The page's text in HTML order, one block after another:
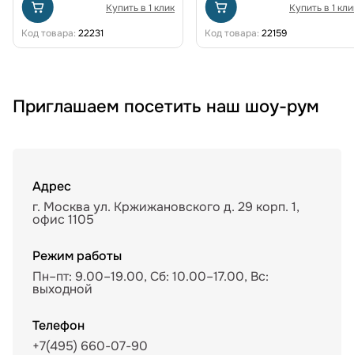
Купить в 1 клик
Код товара: 22231
Купить в 1
Код товара: 22159
Приглашаем посетить наш шоу-рум
Адрес
г. Москва ул. Кржижановского д. 29 корп. 1,
офис 1105
Режим работы
Пн–пт: 9.00–19.00, Сб: 10.00–17.00, Вс:
выходной
Телефон
+7(495) 660-07-90